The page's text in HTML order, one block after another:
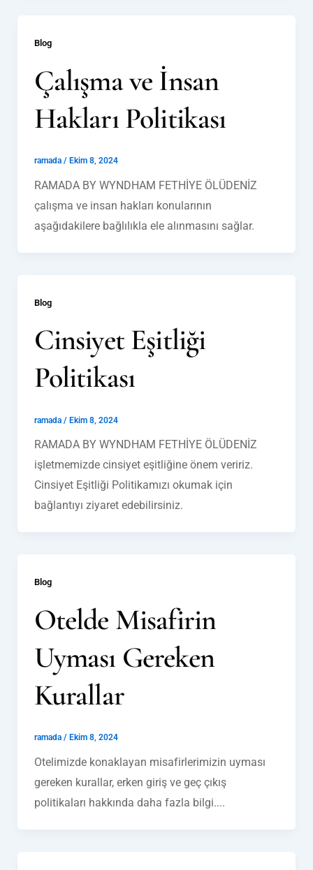
Blog
Çalışma ve İnsan
Hakları Politikası
ramada / Ekim 8, 2024
RAMADA BY WYNDHAM FETHİYE ÖLÜDENİZ
çalışma ve insan hakları konularının
aşağıdakilere bağlılıkla ele alınmasını sağlar.
Blog
Cinsiyet Eşitliği
Politikası
ramada / Ekim 8, 2024
RAMADA BY WYNDHAM FETHİYE ÖLÜDENİZ
işletmemizde cinsiyet eşitliğine önem veririz.
Cinsiyet Eşitliği Politikamızı okumak için
bağlantıyı ziyaret edebilirsiniz.
Blog
Otelde Misafirin
Uyması Gereken
Kurallar
ramada / Ekim 8, 2024
Otelimizde konaklayan misafirlerimizin uyması
gereken kurallar, erken giriş ve geç çıkış
politikaları hakkında daha fazla bilgi....